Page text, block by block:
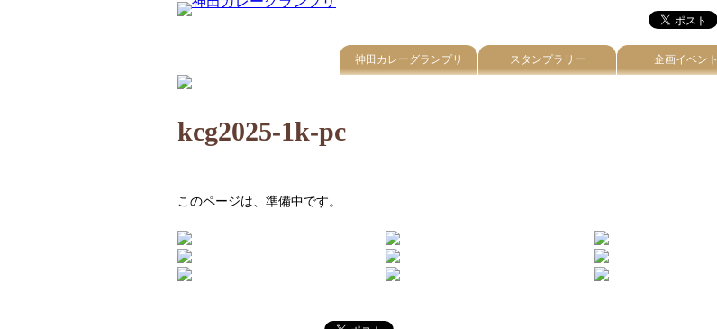
神田カレーグランプリ スタンプラリー 企画イベント
kcg2025-1k-pc
このページは、準備中です。